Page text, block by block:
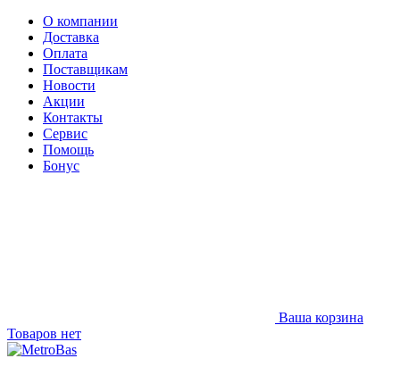
О компании
Доставка
Оплата
Поставщикам
Новости
Акции
Контакты
Сервис
Помощь
Бонус
Ваша корзина
Товаров нет